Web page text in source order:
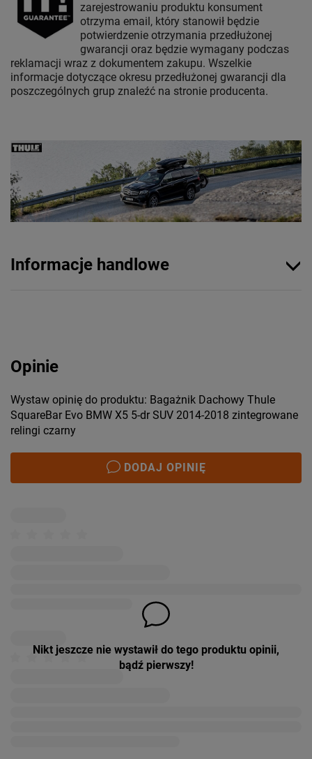
zarejestrowaniu produktu konsument
otrzyma email, który stanowił będzie
potwierdzenie otrzymania przedłużonej
gwarancji oraz będzie wymagany podczas
reklamacji wraz z dokumentem zakupu. Wszelkie
informacje dotyczące okresu przedłużonej gwarancji dla
poszczególnych grup znaleźć na stronie producenta.
Informacje handlowe
Opinie
Wystaw opinię do produktu: Bagażnik Dachowy Thule
SquareBar Evo BMW X5 5-dr SUV 2014-2018 zintegrowane
relingi czarny
DODAJ OPINIĘ
Nikt jeszcze nie wystawił do tego produktu opinii,
bądź pierwszy!